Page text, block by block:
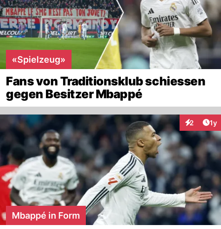
«Spielzeug»
Fans von Traditionsklub schiessen
gegen Besitzer Mbappé
2 1y
Mbappé in Form